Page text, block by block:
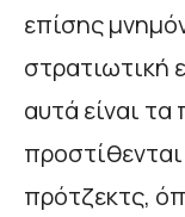
επίσης
στρατιωτική
αυτά είναι
πρότζεκτς,